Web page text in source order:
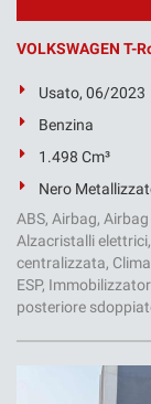
VOLKSWAGEN T-
Usato, 06/2023
Benzina
1.498 Cm³
Nero
ABS, Airbag,
Alzacristalli
centralizzata,
ESP,
posteriore